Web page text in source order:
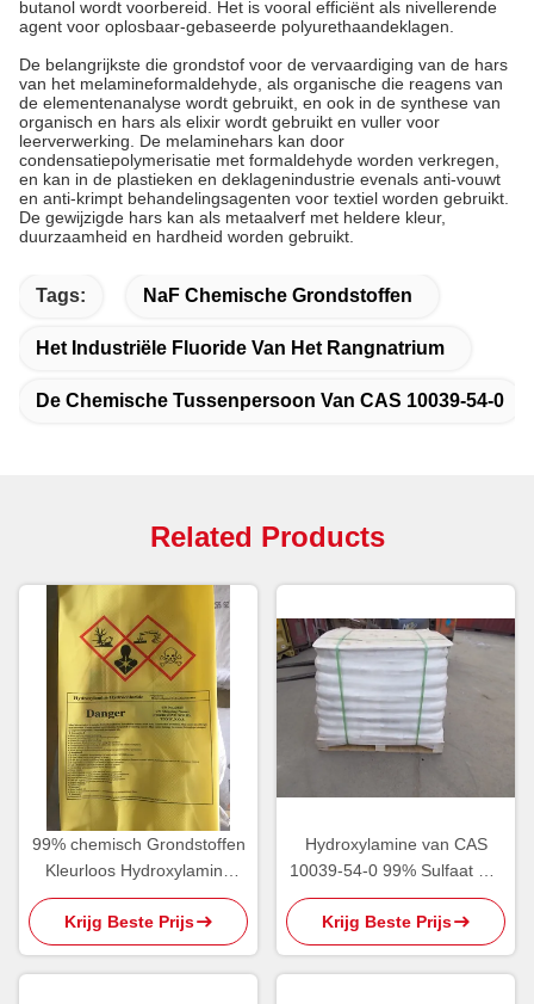
butanol wordt voorbereid. Het is vooral efficiënt als nivellerende
agent voor oplosbaar-gebaseerde polyurethaandeklagen.
De belangrijkste die grondstof voor de vervaardiging van de hars
van het melamineformaldehyde, als organische die reagens van
de elementenanalyse wordt gebruikt, en ook in de synthese van
organisch en hars als elixir wordt gebruikt en vuller voor
leerverwerking. De melaminehars kan door
condensatiepolymerisatie met formaldehyde worden verkregen,
en kan in de plastieken en deklagenindustrie evenals anti-vouwt
en anti-krimpt behandelingsagenten voor textiel worden gebruikt.
De gewijzigde hars kan als metaalverf met heldere kleur,
duurzaamheid en hardheid worden gebruikt.
Tags: NaF Chemische Grondstoffen
Het Industriële Fluoride Van Het Rangnatrium
De Chemische Tussenpersoon Van CAS 10039-54-0
Related Products
99% chemisch Grondstoffen
Kleurloos Hydroxylamine
Waterstofchloride
Krijg Beste Prijs
Hydroxylamine van CAS
10039-54-0 99% Sulfaat Wit
Crystal Powder
Krijg Beste Prijs